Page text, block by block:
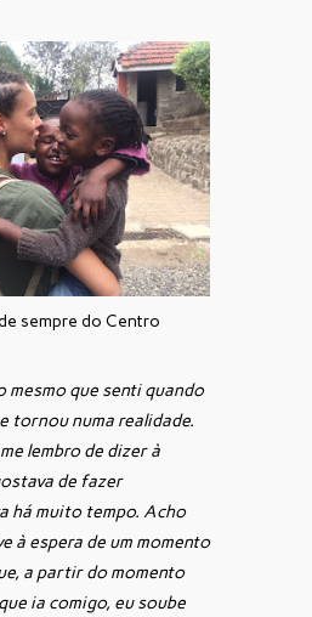
sempre do Centro
mesmo que senti quando
tornou numa realidade.
lembro de dizer à
de fazer
há muito tempo. Acho
à espera de um momento
a partir do momento
ia comigo, eu soube